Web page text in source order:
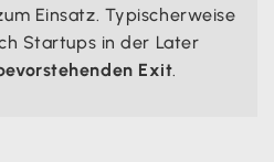
Einsatz. Typischerweise
Startups in der Later
Exit.